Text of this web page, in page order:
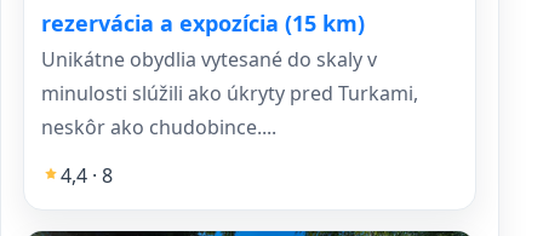
rezervácia a expozícia (15 km)
Unikátne obydlia vytesané do skaly v
minulosti slúžili ako úkryty pred Turkami,
neskôr ako chudobince....
4,4 · 8